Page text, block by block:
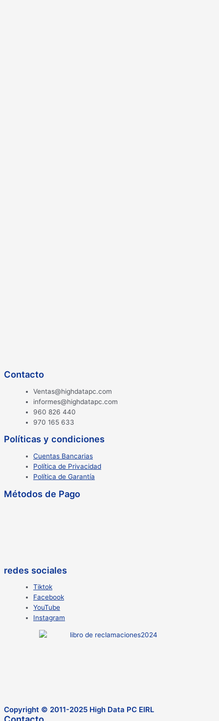
Contacto
Ventas@highdatapc.com
informes@highdatapc.com
960 826 440
970 165 633
Políticas y condiciones
Cuentas Bancarias
Política de Privacidad
Política de Garantía
Métodos de Pago
redes sociales
Tiktok
Facebook
YouTube
Instagram
Copyright © 2011-2025 High Data PC EIRL